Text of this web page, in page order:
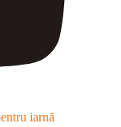
iarnă